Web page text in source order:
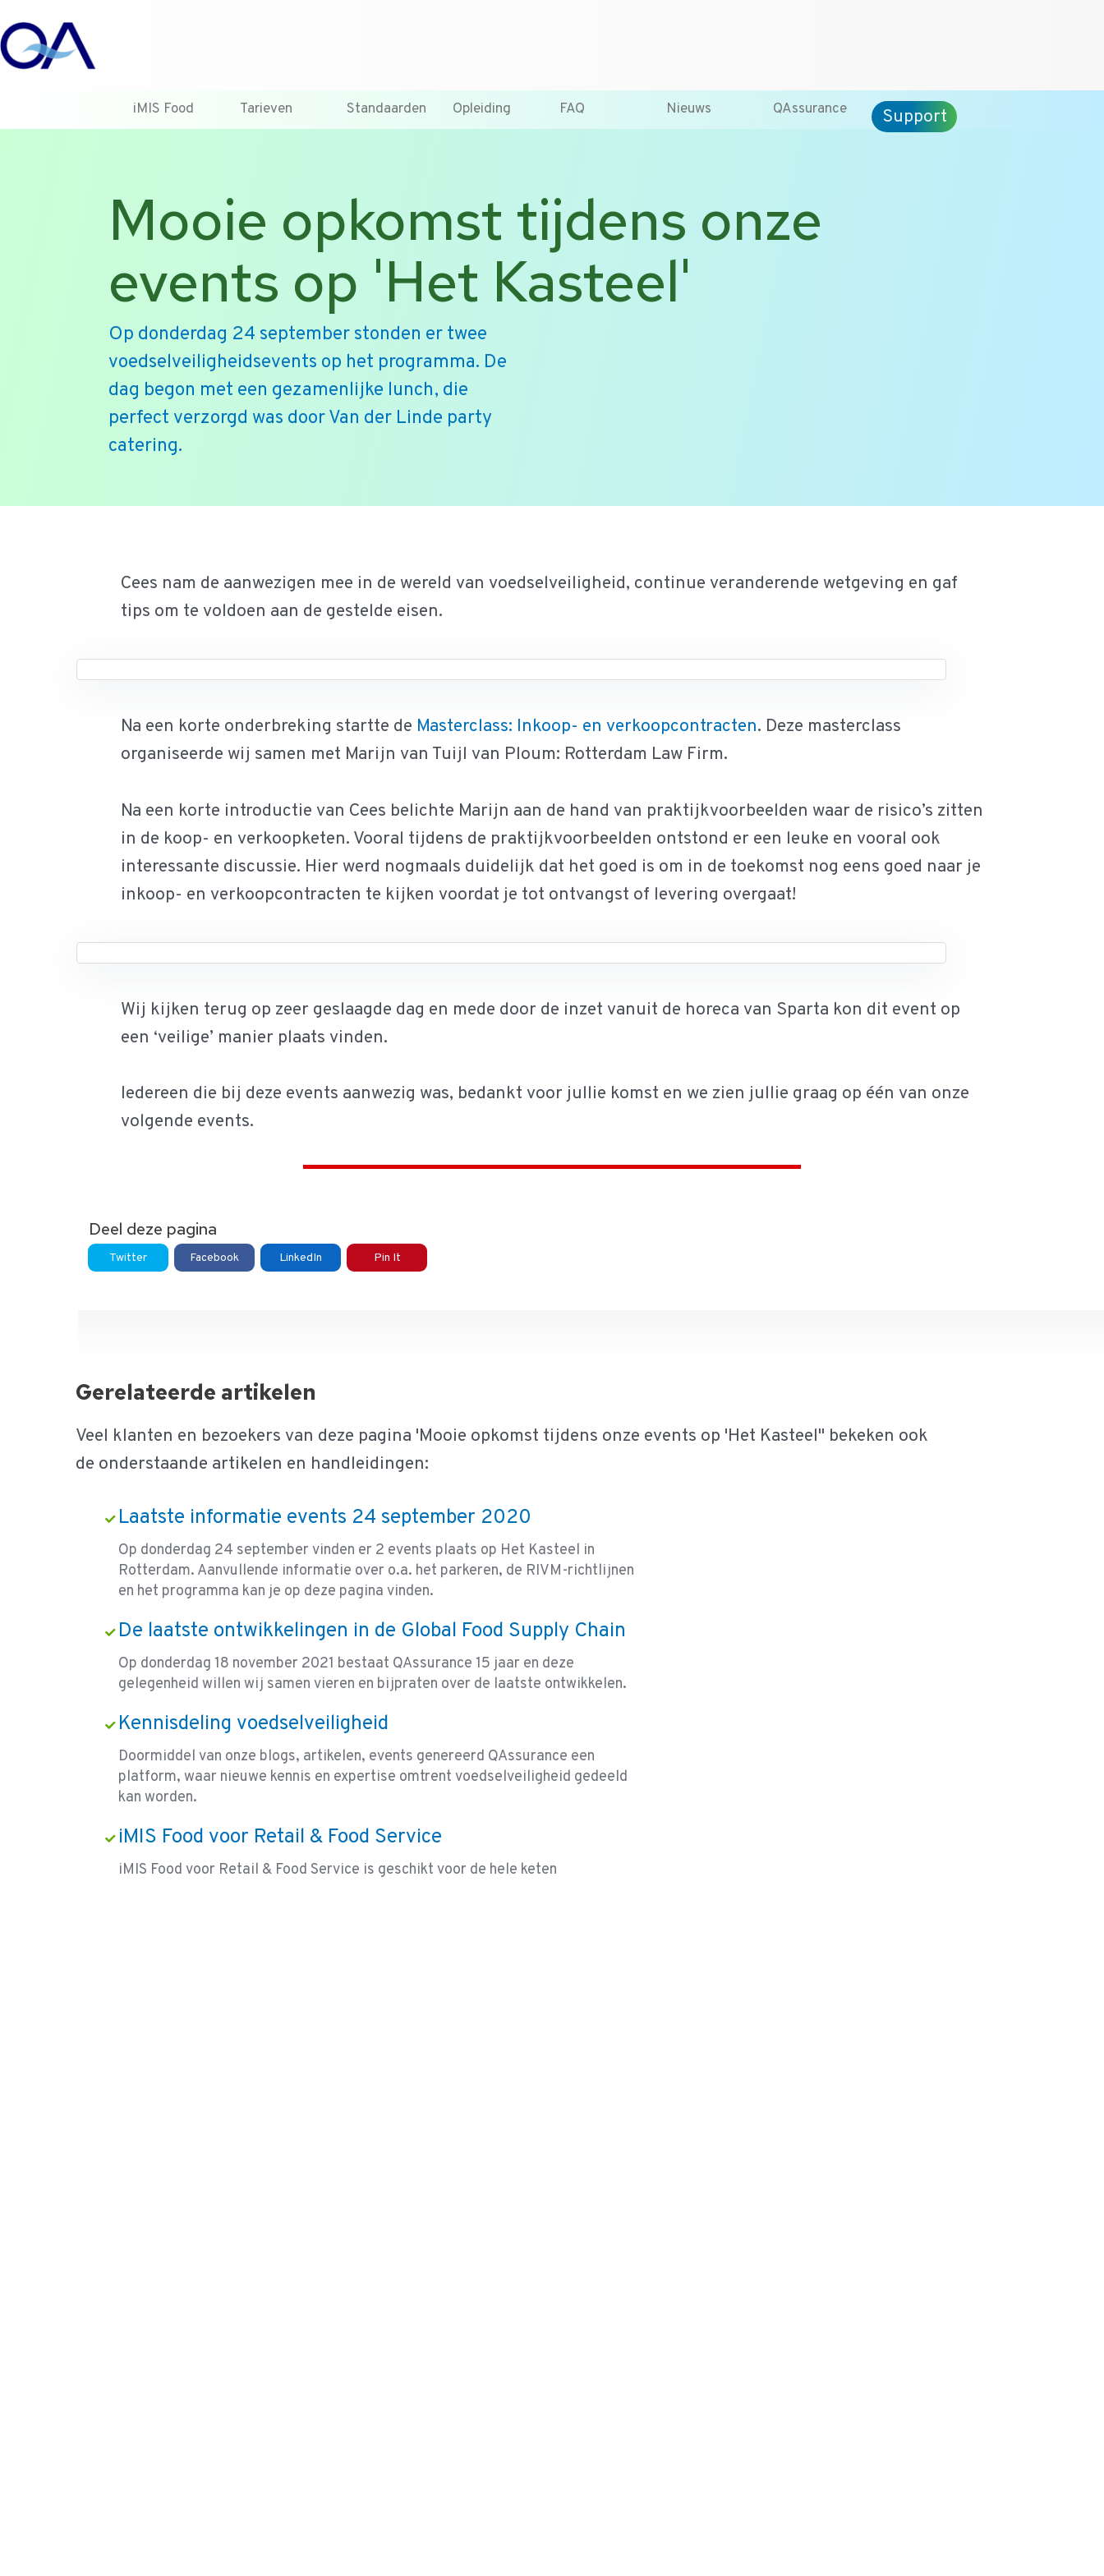
iMIS Food Tarieven Standaarden Opleiding FAQ Nieuws QAssurance Support
Mooie opkomst tijdens onze
events op 'Het Kasteel'
Op donderdag 24 september stonden er twee
voedselveiligheidsevents op het programma. De
dag begon met een gezamenlijke lunch, die
perfect verzorgd was door Van der Linde party
catering.
Cees nam de aanwezigen mee in de wereld van voedselveiligheid, continue veranderende wetgeving en gaf
tips om te voldoen aan de gestelde eisen.
Na een korte onderbreking startte de Masterclass: Inkoop- en verkoopcontracten. Deze masterclass
organiseerde wij samen met Marijn van Tuijl van Ploum: Rotterdam Law Firm.
Na een korte introductie van Cees belichte Marijn aan de hand van praktijkvoorbeelden waar de risico’s zitten
in de koop- en verkoopketen. Vooral tijdens de praktijkvoorbeelden ontstond er een leuke en vooral ook
interessante discussie. Hier werd nogmaals duidelijk dat het goed is om in de toekomst nog eens goed naar je
inkoop- en verkoopcontracten te kijken voordat je tot ontvangst of levering overgaat!
Wij kijken terug op zeer geslaagde dag en mede door de inzet vanuit de horeca van Sparta kon dit event op
een ‘veilige’ manier plaats vinden.
Iedereen die bij deze events aanwezig was, bedankt voor jullie komst en we zien jullie graag op één van onze
volgende events.
Deel deze pagina
Twitter Facebook LinkedIn Pin It
Gerelateerde artikelen
Veel klanten en bezoekers van deze pagina 'Mooie opkomst tijdens onze events op 'Het Kasteel'' bekeken ook
de onderstaande artikelen en handleidingen:
Laatste informatie events 24 september 2020
Op donderdag 24 september vinden er 2 events plaats op Het Kasteel in
Rotterdam. Aanvullende informatie over o.a. het parkeren, de RIVM-richtlijnen
en het programma kan je op deze pagina vinden.
De laatste ontwikkelingen in de Global Food Supply Chain
Op donderdag 18 november 2021 bestaat QAssurance 15 jaar en deze
gelegenheid willen wij samen vieren en bijpraten over de laatste ontwikkelen.
Kennisdeling voedselveiligheid
Doormiddel van onze blogs, artikelen, events genereerd QAssurance een
platform, waar nieuwe kennis en expertise omtrent voedselveiligheid gedeeld
kan worden.
iMIS Food voor Retail & Food Service
iMIS Food voor Retail & Food Service is geschikt voor de hele keten